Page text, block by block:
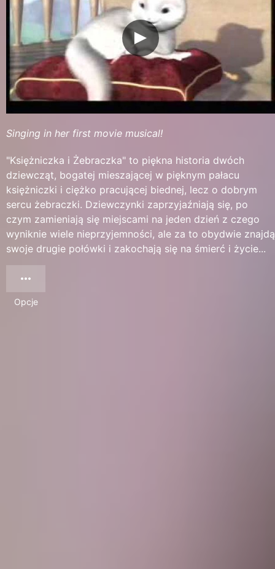
Singing in her first movie musical!
"Księżniczka i Żebraczka" to piękna historia dwóch
dziewcząt, bogatej mieszającej w pięknym pałacu
księżniczki i ciężko pracującej biednej, lecz o dobrym
sercu żebraczki. Dziewczynki zaprzyjaźniają się, po
czym zamieniają się miejscami na jeden dzień z czego
wyniknie wiele nieprzyjemności, ale za to obydwie znajdą
swoje drugie połówki i zakochają się na śmierć i życie...
Opcje